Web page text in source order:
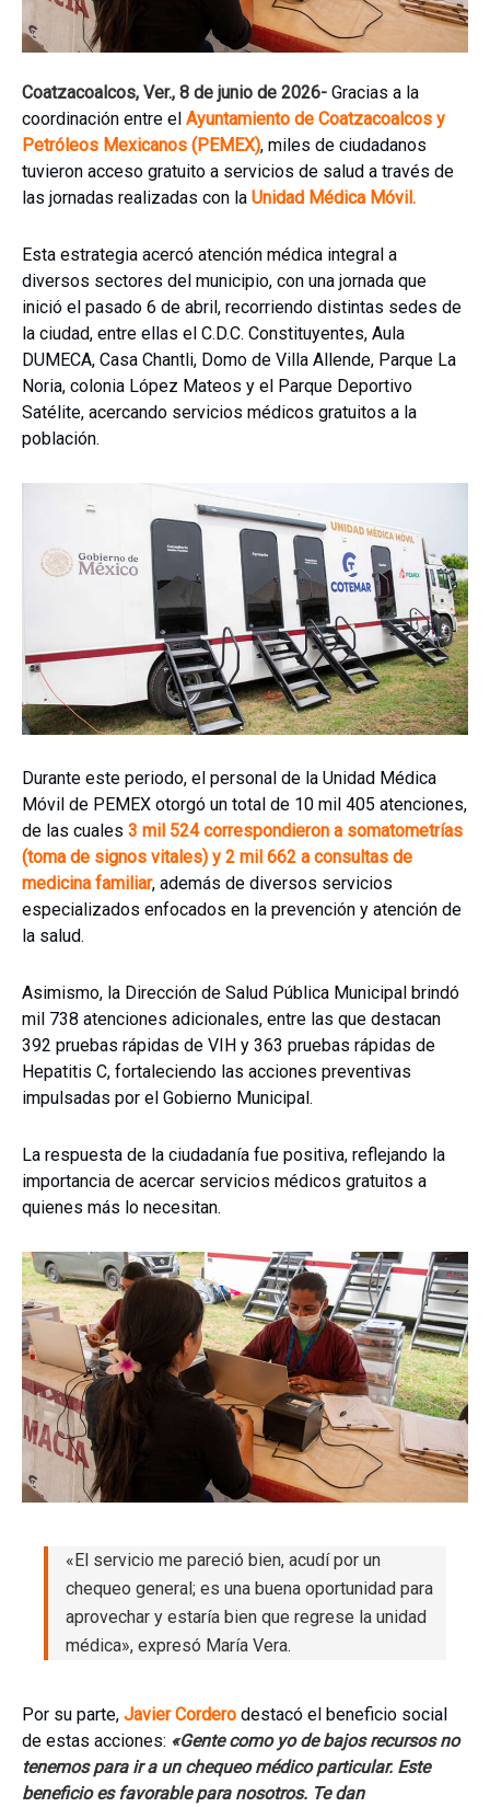
Coatzacoalcos, Ver., 8 de junio de 2026- Gracias a la
coordinación entre el Ayuntamiento de Coatzacoalcos y
Petróleos Mexicanos (PEMEX), miles de ciudadanos
tuvieron acceso gratuito a servicios de salud a través de
las jornadas realizadas con la Unidad Médica Móvil.
Esta estrategia acercó atención médica integral a
diversos sectores del municipio, con una jornada que
inició el pasado 6 de abril, recorriendo distintas sedes de
la ciudad, entre ellas el C.D.C. Constituyentes, Aula
DUMECA, Casa Chantli, Domo de Villa Allende, Parque La
Noria, colonia López Mateos y el Parque Deportivo
Satélite, acercando servicios médicos gratuitos a la
población.
Durante este periodo, el personal de la Unidad Médica
Móvil de PEMEX otorgó un total de 10 mil 405 atenciones,
de las cuales 3 mil 524 correspondieron a somatometrías
(toma de signos vitales) y 2 mil 662 a consultas de
medicina familiar, además de diversos servicios
especializados enfocados en la prevención y atención de
la salud.
Asimismo, la Dirección de Salud Pública Municipal brindó
mil 738 atenciones adicionales, entre las que destacan
392 pruebas rápidas de VIH y 363 pruebas rápidas de
Hepatitis C, fortaleciendo las acciones preventivas
impulsadas por el Gobierno Municipal.
La respuesta de la ciudadanía fue positiva, reflejando la
importancia de acercar servicios médicos gratuitos a
quienes más lo necesitan.
«El servicio me pareció bien, acudí por un
chequeo general; es una buena oportunidad para
aprovechar y estaría bien que regrese la unidad
médica», expresó María Vera.
Por su parte, Javier Cordero destacó el beneficio social
de estas acciones: «Gente como yo de bajos recursos no
tenemos para ir a un chequeo médico particular. Este
beneficio es favorable para nosotros. Te dan